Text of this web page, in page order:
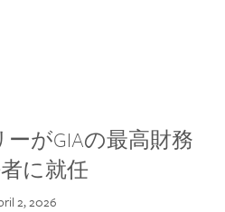
がGIAの最高財務
に就任
2, 2026